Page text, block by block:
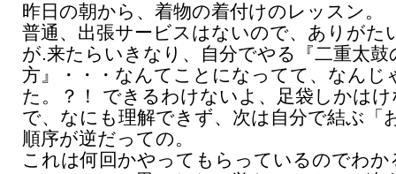
昨日の朝から、着物の着付けのレッスン。
普通、出張サービスはないので、ありがた
が.来たらいきなり、自分でやる『二重太鼓
方』・・・なんてことになってて、なんじ
た。？！ できるわけないよ、足袋しかは
で、なにも理解できず、次は自分で結ぶ「
順序が逆だっての。
これは何回かやってもらっているのでわ